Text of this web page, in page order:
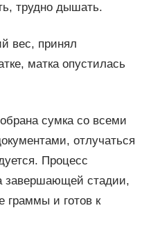
трудно дышать.
вес, принял
матка опустилась
сумка со всеми
отлучаться
Процесс
завершающей стадии,
граммы и готов к